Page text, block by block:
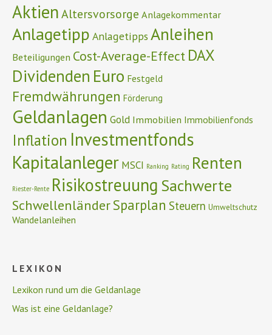
Aktien Altersvorsorge Anlagekommentar
Anlagetipp Anlagetipps Anleihen
Beteiligungen Cost-Average-Effect DAX
Dividenden Euro Festgeld
Fremdwährungen Förderung
Geldanlagen Gold Immobilien Immobilienfonds
Inflation Investmentfonds
Kapitalanleger MSCI Ranking Rating Renten
Riester-Rente Risikostreuung Sachwerte
SchwellenländerSparplan Steuern Umweltschutz
Wandelanleihen
LEXIKON
Lexikon rund um die Geldanlage
Was ist eine Geldanlage?